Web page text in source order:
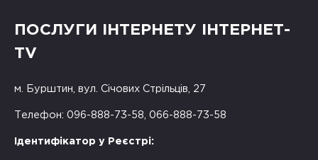
ПОСЛУГИ ІНТЕРНЕТУ ІНТЕРНЕТ-
TV
м. Бурштин, вул. Січових Стрільців, 27
Телефон: 096-888-73-58, 066-888-73-58
Ідентифікатор у Реєстрі: